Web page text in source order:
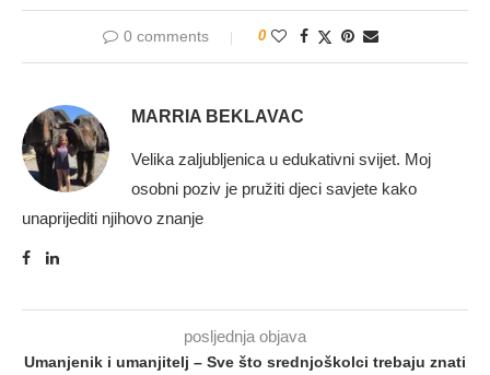
0 comments 0
MARRIA BEKLAVAC
Velika zaljubljenica u edukativni svijet. Moj
osobni poziv je pružiti djeci savjete kako
unaprijediti njihovo znanje
posljednja objava
Umanjenik i umanjitelj – Sve što srednjoškolci trebaju znati